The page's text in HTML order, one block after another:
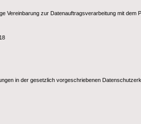
Vereinbarung zur Datenauftragsverarbeitung mit dem
in der gesetzlich vorgeschriebenen